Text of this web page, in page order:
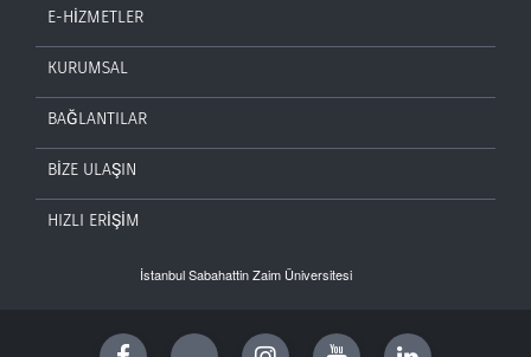
E-HİZMETLER
KURUMSAL
BAĞLANTILAR
BİZE ULAŞIN
HIZLI ERİŞİM
İstanbul Sabahattin Zaim Üniversitesi